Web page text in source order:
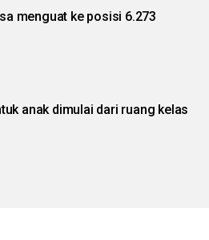
menguat ke posisi 6.273
anak dimulai dari ruang kelas